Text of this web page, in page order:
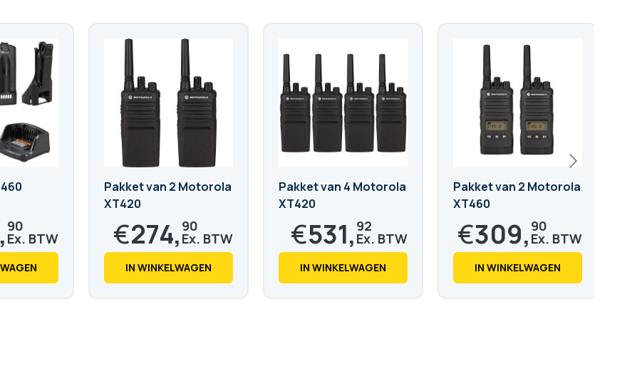
90
Pakket van 2 Motorola
XT420
€274, 90
332,
IN WINKELWAGEN
Pakket van 4 Motorola
XT420
€531, 92
643,
IN WINKELWAGEN
Pakket van 2 Motorola
XT460
€309, 90
374,
IN WINKELWAGEN